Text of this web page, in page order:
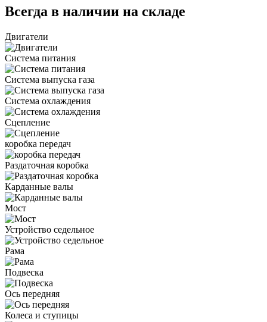
Всегда в наличии на складе
Двигатели
Система питания
Система выпуска газа
Система охлаждения
Сцепление
коробка передач
Раздаточная коробка
Карданные валы
Мост
Устройство седельное
Рама
Подвеска
Ось передняя
Колеса и ступицы